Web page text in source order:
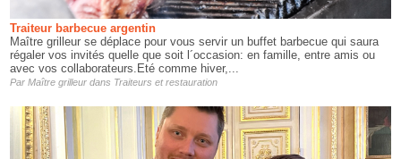
Traiteur barbecue argentin
Maître grilleur se déplace pour vous servir un buffet barbecue qui saura
régaler vos invités quelle que soit l´occasion: en famille, entre amis ou
avec vos collaborateurs.Eté comme hiver,...
Par Maître grilleurdans Traiteurs et restauration